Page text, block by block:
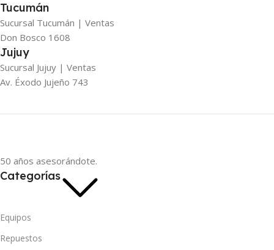
Tucumán
Sucursal Tucumán | Ventas
Don Bosco 1608
Jujuy
Sucursal Jujuy | Ventas
Av. Éxodo Jujeño 743
50 años asesorándote.
Categorías
Equipos
Repuestos